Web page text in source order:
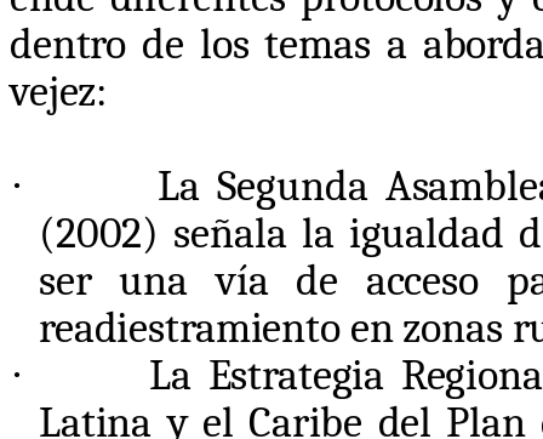
dentro de los temas a
vejez:
·
La Segunda
(2002) señala la igualdad
ser una vía de acceso
readiestramiento en zonas
·
La Estrategia
Latina y el Caribe del